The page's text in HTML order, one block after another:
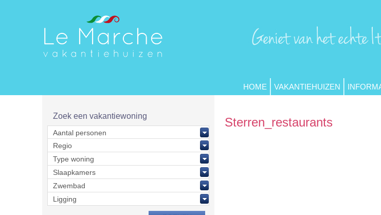
HOME VAKANTIEHUIZEN
Zoek een vakantiewoning Sterren_restaurants